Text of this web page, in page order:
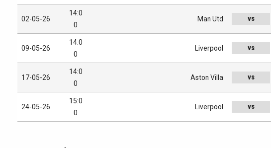
02-05-26
14:0
0
Man Utd vs
09-05-26
14:0
0
Liverpool vs
17-05-26
14:0
0
Aston Villa vs
24-05-26
15:0
0
Liverpool vs